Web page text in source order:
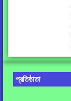
প্রতিষ্ঠাতা